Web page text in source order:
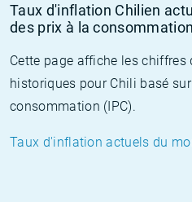
Taux d'inflation Chilien
des prix à la
Cette page affiche les
historiques pour Chili basé
consommation (IPC).
Taux d'inflation actuels du